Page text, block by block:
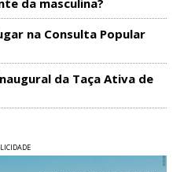
da masculina?
na Consulta Popular
da Taça Ativa de